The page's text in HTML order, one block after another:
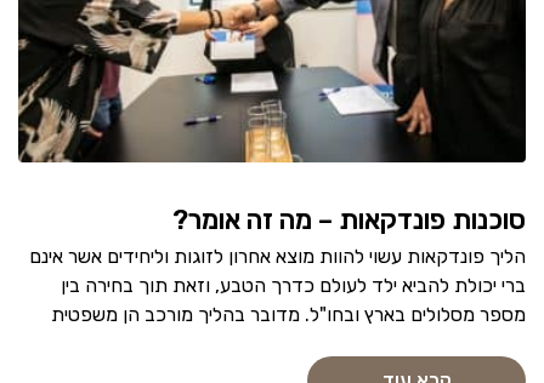
סוכנות פונדקאות – מה זה אומר?
הליך פונדקאות עשוי להוות מוצא אחרון לזוגות וליחידים אשר אינם
ברי יכולת להביא ילד לעולם כדרך הטבע, וזאת תוך בחירה בין
מספר מסלולים בארץ ובחו"ל. מדובר בהליך מורכב הן משפטית